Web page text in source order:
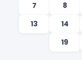
7
8
13
14
19